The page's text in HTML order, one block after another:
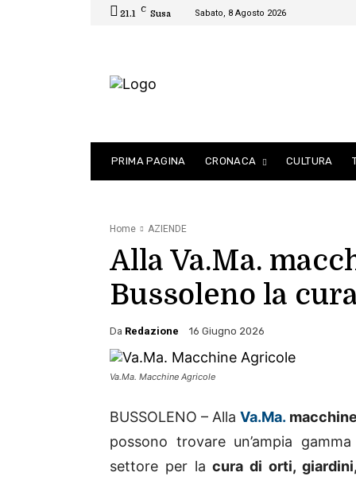
21.1 C Susa Sabato, 8 Agosto 2026
PRIMA PAGINA CRONACA CULTURA
Home AZIENDE
Alla Va.Ma.
Bussoleno la
Da Redazione 16 Giugno 2026
Va.Ma. Macchine Agricole
BUSSOLENO – AllaVa.Ma.
possono trovare un’ampia
settore per lacura di orti,